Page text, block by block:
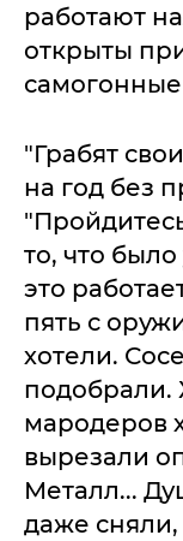
работают
открыты
самогонные
"Грабят
на год без
то, что
это
пять с
хотели.
подобрали.
мародеров
вырезали
Металл...
даже